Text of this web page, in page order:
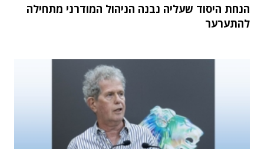
הנחת היסוד שעליה נבנה הניהול המודרני מתחילה
להתערער